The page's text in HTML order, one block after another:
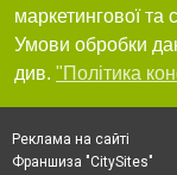
маркетингової та
Умови обробки
див. "Політика
Реклама на сайті
Франшиза "CitySites"